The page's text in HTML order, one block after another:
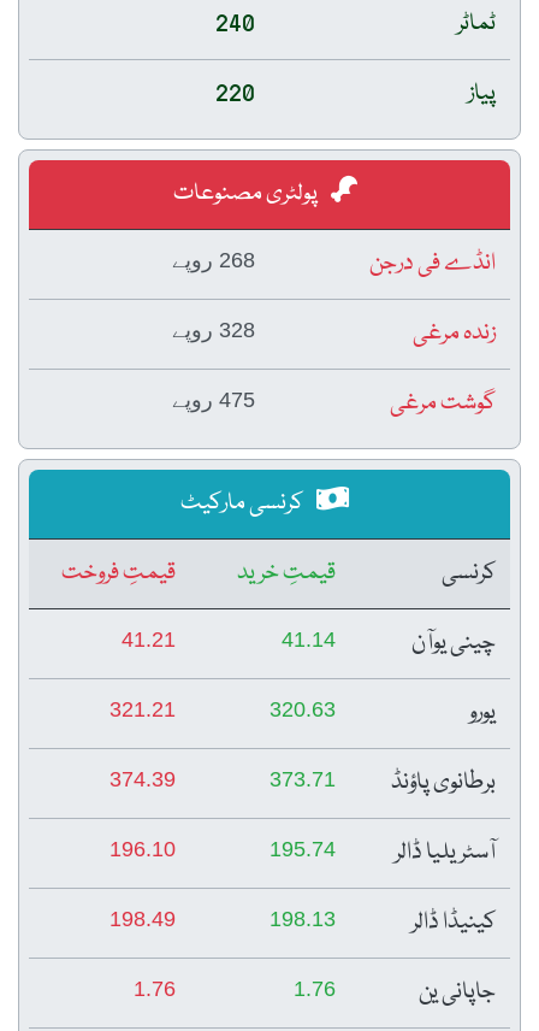
ٹماٹر
240
پیاز
220
پولٹری مصنوعات
انڈے فی درجن
268 روپے
زندہ مرغی 328 روپے
گوشت مرغی 475 روپے
کرنسی مارکیٹ
کرنسی
قیمتِ خرید
قیمتِ فروخت
چینی یوآن
41.14
41.21
یورو 320.63
321.21
برطانوی پاؤنڈ 373.71
374.39
آسٹریلیا ڈالر 195.74
196.10
کینیڈا ڈالر 198.13
198.49
جاپانی ین 1.76
1.76